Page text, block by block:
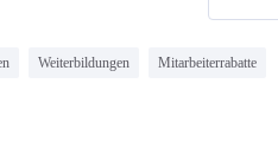
Weiterbildungen Mitarbeiterrabatte